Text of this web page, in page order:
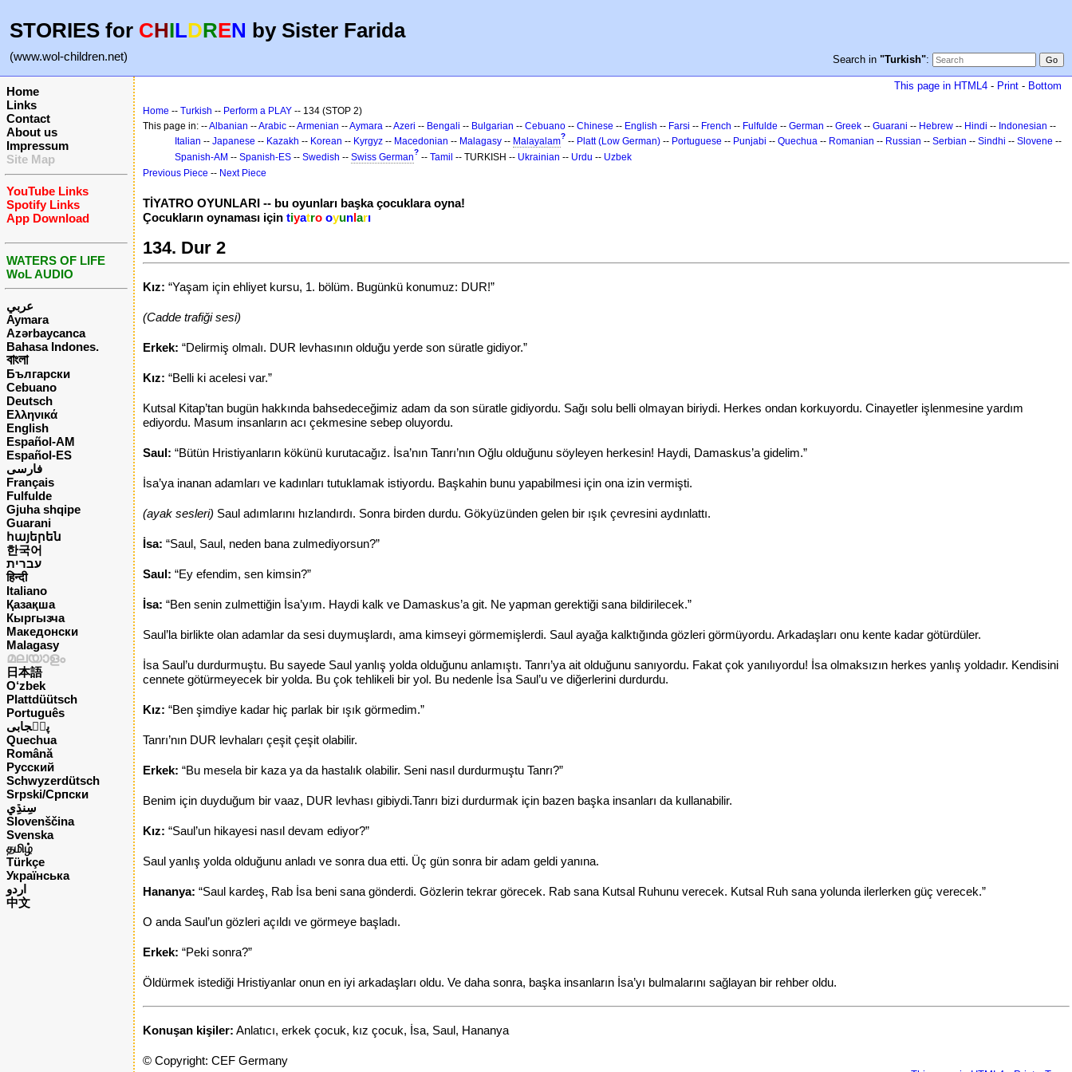
STORIES for CHILDREN by Sister Farida
(www.wol-children.net) Search in "Turkish":
Home
Links
Contact
About us
Impressum
Site Map
YouTube Links
Spotify Links
App Download
WATERS OF LIFE
WoL AUDIO
عربي
Aymara
Azərbaycanca
Bahasa Indones.
বাংলা
Български
Cebuano
Deutsch
Ελληνικά
English
Español-AM
Español-ES
فارسی
Français
Fulfulde
Gjuha shqipe
Guarani
հայերեն
한국어
עברית
हिन्दी
Italiano
Қазақша
Кыргызча
Македонски
Malagasy
മലയാളം
日本語
O‘zbek
Plattdüütsch
Português
پن٘جابی
Quechua
Română
Русский
Schwyzerdütsch
Srpski/Српски
Slovenščina
Svenska
தமிழ்
Türkçe
Українська
اردو
中文
This page in HTML4 - Print - Bottom
Home -- Turkish -- Perform a PLAY -- 134 (STOP 2)
This page in: --Albanian --Arabic --Armenian --Aymara --Azeri -- Bengali -- Bulgarian -- Cebuano -- Chinese -- English -- Farsi -- French -- Fulfulde -- German -- Greek -- Guarani -- Hebrew -- Hindi -- Indonesian --
Italian -- Japanese -- Kazakh -- Korean -- Kyrgyz -- Macedonian -- Malagasy -- Malayalam? -- Platt (Low German) -- Portuguese -- Punjabi -- Quechua -- Romanian -- Russian -- Serbian -- Sindhi -- Slovene --
Spanish-AM -- Spanish-ES -- Swedish -- Swiss German? -- Tamil -- TURKISH -- Ukrainian -- Urdu -- Uzbek
Previous Piece -- Next Piece
TİYATRO OYUNLARI -- bu oyunları başka çocuklara oyna!
Çocukların oynaması için tiyatro oyunları
134. Dur 2
Kız: “Yaşam için ehliyet kursu, 1. bölüm. Bugünkü konumuz: DUR!”
(Cadde trafiği sesi)
Erkek: “Delirmiş olmalı. DUR levhasının olduğu yerde son süratle gidiyor.”
Kız: “Belli ki acelesi var.”
Kutsal Kitap’tan bugün hakkında bahsedeceğimiz adam da son süratle gidiyordu. Sağı solu belli olmayan biriydi. Herkes ondan korkuyordu. Cinayetler işlenmesine yardım
ediyordu. Masum insanların acı çekmesine sebep oluyordu.
Saul: “Bütün Hristiyanların kökünü kurutacağız. İsa’nın Tanrı’nın Oğlu olduğunu söyleyen herkesin! Haydi, Damaskus’a gidelim.”
İsa’ya inanan adamları ve kadınları tutuklamak istiyordu. Başkahin bunu yapabilmesi için ona izin vermişti.
(ayak sesleri) Saul adımlarını hızlandırdı. Sonra birden durdu. Gökyüzünden gelen bir ışık çevresini aydınlattı.
İsa: “Saul, Saul, neden bana zulmediyorsun?”
Saul: “Ey efendim, sen kimsin?”
İsa: “Ben senin zulmettiğin İsa’yım. Haydi kalk ve Damaskus’a git. Ne yapman gerektiği sana bildirilecek.”
Saul’la birlikte olan adamlar da sesi duymuşlardı, ama kimseyi görmemişlerdi. Saul ayağa kalktığında gözleri görmüyordu. Arkadaşları onu kente kadar götürdüler.
İsa Saul’u durdurmuştu. Bu sayede Saul yanlış yolda olduğunu anlamıştı. Tanrı’ya ait olduğunu sanıyordu. Fakat çok yanılıyordu! İsa olmaksızın herkes yanlış yoldadır. Kendisini
cennete götürmeyecek bir yolda. Bu çok tehlikeli bir yol. Bu nedenle İsa Saul’u ve diğerlerini durdurdu.
Kız: “Ben şimdiye kadar hiç parlak bir ışık görmedim.”
Tanrı’nın DUR levhaları çeşit çeşit olabilir.
Erkek: “Bu mesela bir kaza ya da hastalık olabilir. Seni nasıl durdurmuştu Tanrı?”
Benim için duyduğum bir vaaz, DUR levhası gibiydi.Tanrı bizi durdurmak için bazen başka insanları da kullanabilir.
Kız: “Saul’un hikayesi nasıl devam ediyor?”
Saul yanlış yolda olduğunu anladı ve sonra dua etti. Üç gün sonra bir adam geldi yanına.
Hananya: “Saul kardeş, Rab İsa beni sana gönderdi. Gözlerin tekrar görecek. Rab sana Kutsal Ruhunu verecek. Kutsal Ruh sana yolunda ilerlerken güç verecek.”
O anda Saul’un gözleri açıldı ve görmeye başladı.
Erkek: “Peki sonra?”
Öldürmek istediği Hristiyanlar onun en iyi arkadaşları oldu. Ve daha sonra, başka insanların İsa’yı bulmalarını sağlayan bir rehber oldu.
Konuşan kişiler: Anlatıcı, erkek çocuk, kız çocuk, İsa, Saul, Hananya
© Copyright: CEF Germany